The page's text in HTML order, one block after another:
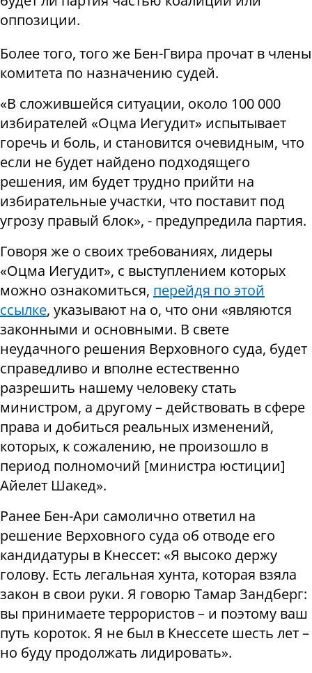
оппозиции.
Более того, того же Бен-Гвира прочат в члены
комитета по назначению судей.
«В сложившейся ситуации, около 100 000
избирателей «Оцма Иегудит» испытывает
горечь и боль, и становится очевидным, что
если не будет найдено подходящего
решения, им будет трудно прийти на
избирательные участки, что поставит под
угрозу правый блок», - предупредила партия.
Говоря же о своих требованиях, лидеры
«Оцма Иегудит», с выступлением которых
можно ознакомиться, перейдя по этой
ссылке, указывают на о, что они «являются
законными и основными. В свете
неудачного решения Верховного суда, будет
справедливо и вполне естественно
разрешить нашему человеку стать
министром, а другому – действовать в сфере
права и добиться реальных изменений,
которых, к сожалению, не произошло в
период полномочий [министра юстиции]
Айелет Шакед».
Ранее Бен-Ари самолично ответил на
решение Верховного суда об отводе его
кандидатуры в Кнессет: «Я высоко держу
голову. Есть легальная хунта, которая взяла
закон в свои руки. Я говорю Тамар Зандберг:
вы принимаете террористов – и поэтому ваш
путь короток. Я не был в Кнессете шесть лет –
но буду продолжать лидировать».